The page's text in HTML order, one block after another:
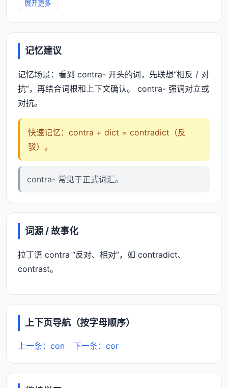
展开更多
记忆建议
记忆场景：看到 contra- 开头的词，先联想“相反 / 对
抗”，再结合词根和上下文确认。 contra- 强调对立或
对抗。
快速记忆：contra + dict = contradict（反
驳）。
contra- 常见于正式词汇。
词源 / 故事化
拉丁语 contra “反对、相对”，如 contradict、
contrast。
上下页导航（按字母顺序）
上一条：con 下一条：cor